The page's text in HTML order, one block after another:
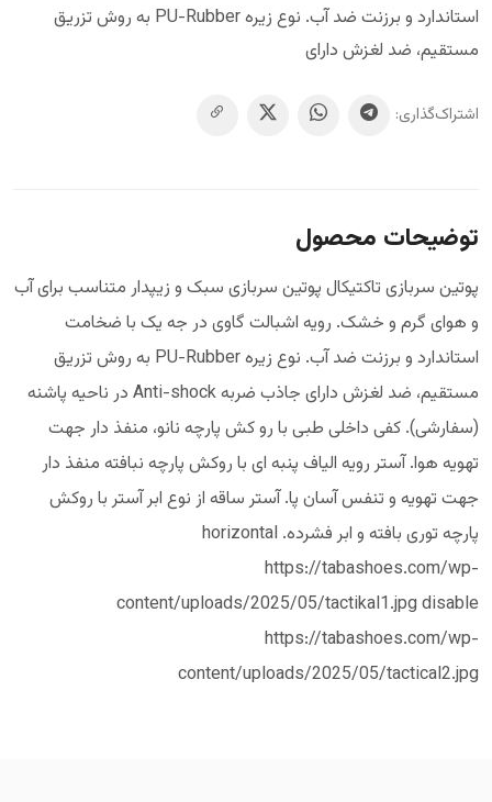
استاندارد و برزنت ضد آب. نوع زیره PU-Rubber به روش تزریق
مستقیم، ضد لغزش دارای
اشتراک‌گذاری:
توضیحات محصول
پوتین سربازی تاکتیکال پوتین سربازی سبک و زیپدار متناسب برای آب
و هوای گرم و خشک. رویه اشبالت گاوی در جه یک با ضخامت
استاندارد و برزنت ضد آب. نوع زیره PU-Rubber به روش تزریق
مستقیم، ضد لغزش دارای جاذب ضربه Anti-shock در ناحیه پاشنه
(سفارشی). کفی داخلی طبی با رو کش پارچه نانو، منفذ دار جهت
تهویه هوا. آستر رویه الیاف پنبه ای با روکش پارچه نبافته منفذ دار
جهت تهویه و تنفس آسان پا. آستر ساقه از نوع ابر آستر با روکش
پارچه توری بافته و ابر فشرده. horizontal
https://tabashoes.com/wp-
content/uploads/2025/05/tactikal1.jpg disable
https://tabashoes.com/wp-
content/uploads/2025/05/tactical2.jpg